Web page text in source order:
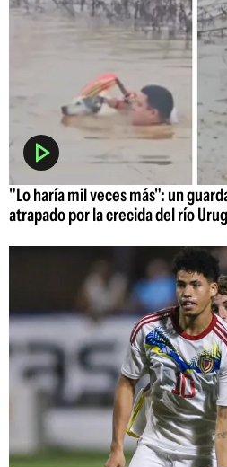
"Lo haría mil veces más": un
atrapado por la crecida del río